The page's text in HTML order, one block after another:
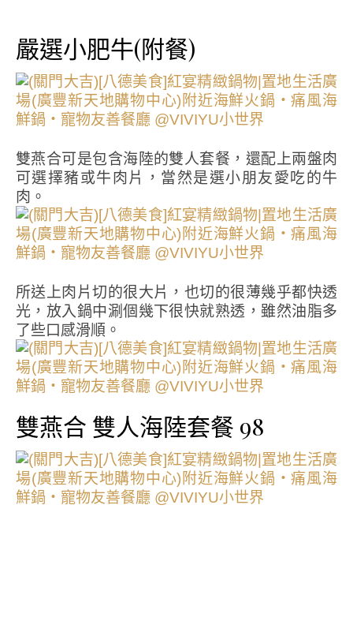
嚴選小肥牛(附餐)
雙燕合可是包含海陸的雙人套餐，還配上兩盤肉
可選擇豬或牛肉片，當然是選小朋友愛吃的牛
肉。
所送上肉片切的很大片，也切的很薄幾乎都快透
光，放入鍋中涮個幾下很快就熟透，雖然油脂多
了些口感滑順。
雙燕合 雙人海陸套餐 98